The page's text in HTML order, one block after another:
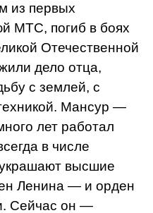
из первых
МТС, погиб в боях
Отечественной
дело отца,
с землей, с
Мансур —
лет работал
в числе
украша­ют высшие
Ленина — и орден
Сейчас он —